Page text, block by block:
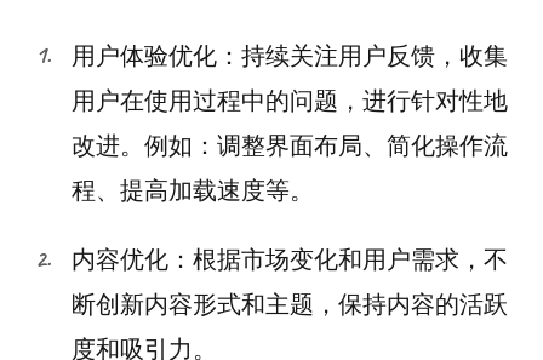
用户体验优化：持续关注用户反馈，收集
用户在使用过程中的问题，进行针对性地
改进。例如：调整界面布局、简化操作流
程、提高加载速度等。
内容优化：根据市场变化和用户需求，不
断创新内容形式和主题，保持内容的活跃
度和吸引力。